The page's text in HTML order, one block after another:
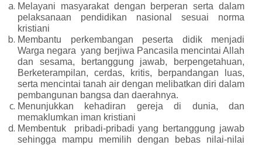
Melayani masyarakat dengan berperan serta dalam
pelaksanaan pendidikan nasional sesuai norma
kristiani
Membantu perkembangan peserta didik menjadi
Warga negara yang berjiwa Pancasila mencintai Allah
dan sesama, bertanggung jawab, berpengetahuan,
Berketerampilan, cerdas, kritis, berpandangan luas,
serta mencintai tanah air dengan melibatkan diri dalam
pembangunan bangsa dan daerahnya.
Menunjukkan kehadiran gereja di dunia, dan
memaklumkan iman kristiani
Membentuk pribadi-pribadi yang bertanggung jawab
sehingga mampu memilih dengan bebas nilai-nilai